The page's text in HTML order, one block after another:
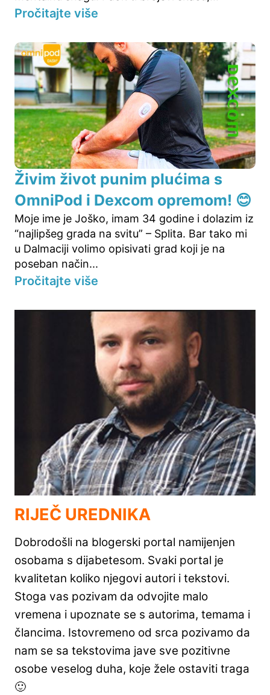
Pročitajte više
Živim život punim plućima s
OmniPod i Dexcom opremom! 😊
Moje ime je Joško, imam 34 godine i dolazim iz
“najlipšeg grada na svitu” – Splita. Bar tako mi
u Dalmaciji volimo opisivati grad koji je na
poseban način...
Pročitajte više
RIJEČ UREDNIKA
Dobrodošli na blogerski portal namijenjen
osobama s dijabetesom. Svaki portal je
kvalitetan koliko njegovi autori i tekstovi.
Stoga vas pozivam da odvojite malo
vremena i upoznate se s autorima, temama i
člancima. Istovremeno od srca pozivamo da
nam se sa tekstovima jave sve pozitivne
osobe veselog duha, koje žele ostaviti traga
🙂